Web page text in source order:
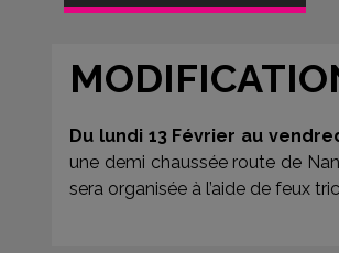
Du lundi 13 Février au
une demi chaussée route de
sera organisée à l’aide de feux